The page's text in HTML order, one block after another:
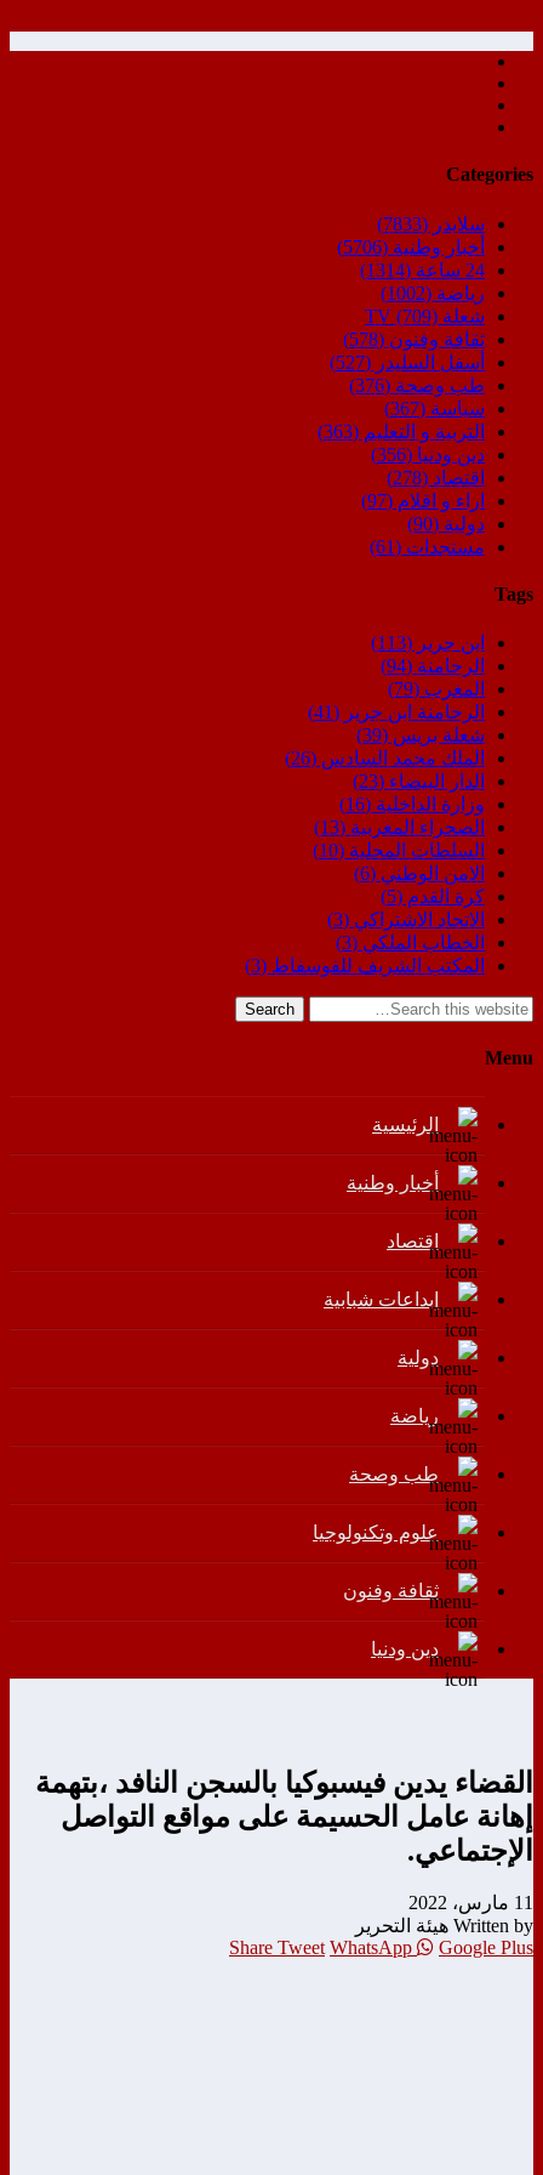
Categories
سلايدر (7833)
أخبار وطنية (5706)
24 ساعة
(1314)
رياضة (1002)
شعلة TV (709)
ثقافة وفنون (578)
أسفل السليدر (527)
طب وصحة (376)
سياسة (367)
التربية و التعليم (363)
دين ودنيا (356)
اقتصاد (278)
اراء و اقلام (97)
دولية (90)
مستجدات (61)
Tags
ابن جرير (113)
الرحامنة (94)
المغرب (79)
الرحامنة ابن جرير (41)
شعلة بريس (39)
الملك محمد السادس (26)
الدار البيضاء (23)
وزارة الداخلية (16)
الصحراء المغربية (13)
السلطات المحلية (10)
الامن الوطني (6)
كرة القدم (5)
الاتحاد الاشتراكي (3)
الخطاب الملكي (3)
المكتب الشريف للفوسفاط (3)
Search
Menu
الرئيسية
أخبار وطنية
اقتصاد
إبداعات شبابية
دولية
رياضة
طب وصحة
علوم وتكنولوجيا
ثقافة وفنون
دين ودنيا
القضاء يدين فيسبوكيا بالسجن النافد ،بتهمة
إهانة عامل الحسيمة على مواقع التواصل
الإجتماعي.
11 مارس، 2022
Written by هيئة التحرير
Share Tweet WhatsApp Google Plus